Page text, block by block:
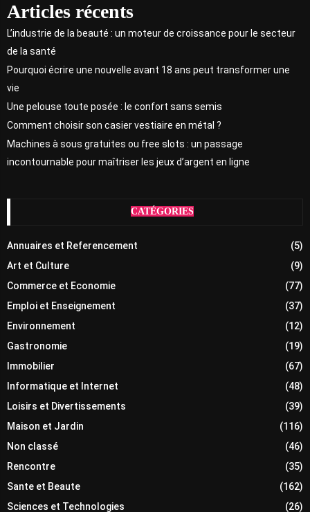
Articles récents
L’industrie de la beauté : un moteur de croissance pour le secteur
de la santé
Pourquoi écrire une nouvelle avant 18 ans peut transformer une
vie
Une pelouse toute posée : le confort sans semis
Comment choisir son casier vestiaire en métal ?
Machines à sous gratuites ou free slots : un passage
incontournable pour maîtriser les jeux d’argent en ligne
CATÉGORIES
Annuaires et Referencement
(5)
Art et Culture
(9)
Commerce et Economie
(77)
Emploi et Enseignement
(37)
Environnement
(12)
Gastronomie
(19)
Immobilier
(67)
Informatique et Internet
(48)
Loisirs et Divertissements
(39)
Maison et Jardin
(116)
Non classé
(46)
Rencontre
(35)
Sante et Beaute
(162)
Sciences et Technologies
(26)